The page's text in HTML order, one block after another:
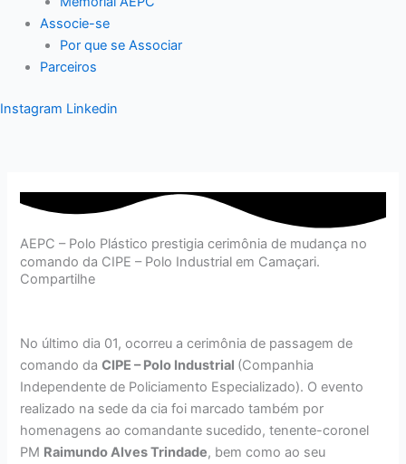
Associe-se
Por que se Associar
Parceiros
Instagram Linkedin
AEPC – Polo Plástico prestigia cerimônia de mudança no
comando da CIPE – Polo Industrial em Camaçari.
Compartilhe
No último dia 01, ocorreu a cerimônia de passagem de
comando daCIPE – Polo Industrial (Companhia
Independente de Policiamento Especializado). O evento
realizado na sede da cia foi marcado também por
homenagens ao comandante sucedido, tenente-coronel
PM Raimundo Alves Trindade, bem como ao seu